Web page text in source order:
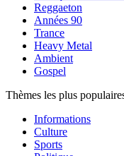
Reggaeton
Années 90
Trance
Heavy Metal
Ambient
Gospel
Thèmes les plus
Informations
Culture
Sports